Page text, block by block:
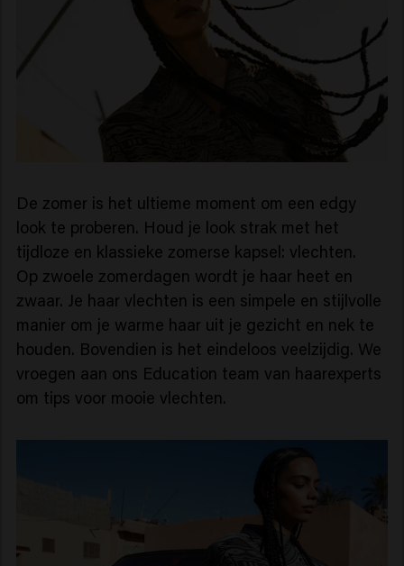
De zomer is het ultieme moment om een edgy
look te proberen. Houd je look strak met het
tijdloze en klassieke zomerse kapsel: vlechten.
Op zwoele zomerdagen wordt je haar heet en
zwaar. Je haar vlechten is een simpele en stijlvolle
manier om je warme haar uit je gezicht en nek te
houden. Bovendien is het eindeloos veelzijdig. We
vroegen aan ons Education team van haarexperts
om tips voor mooie vlechten.